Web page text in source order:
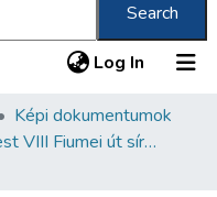
Search
Log In (current)
Képi dokumentumok
Budapest VIII Fiumei út sírkert 3. rész